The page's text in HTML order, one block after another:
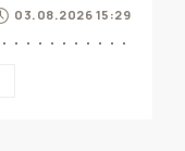
03.08.2026 15:29